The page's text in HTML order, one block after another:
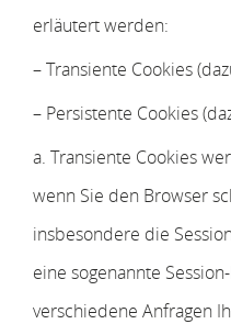
erläutert werden:
– Transiente Cookies
– Persistente Cookies
a. Transiente Cookies
wenn Sie den Browser
insbesondere die
eine sogenannte
verschiedene Anfragen